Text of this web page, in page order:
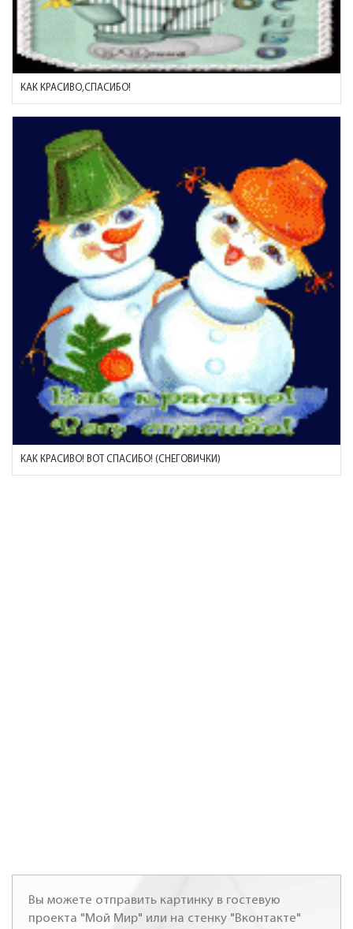
КАК КРАСИВО,СПАСИБО!
КАК КРАСИВО! ВОТ СПАСИБО! (СНЕГОВИЧКИ)
Вы можете отправить картинку в гостевую
проекта "Мой Мир" или на стенку "Вконтакте"